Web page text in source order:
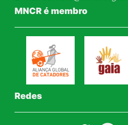
MNCR é membro
Redes